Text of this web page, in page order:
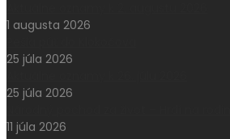
1 augusta 2026
25 júla 2026
25 júla 2026
11 júla 2026